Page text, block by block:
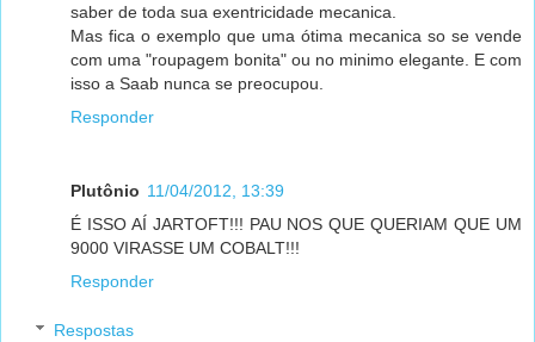
saber de toda sua exentricidade mecanica.
Mas fica o exemplo que uma ótima mecanica so se vende
com uma "roupagem bonita" ou no minimo elegante. E com
isso a Saab nunca se preocupou.
Responder
Plutônio 11/04/2012, 13:39
É ISSO AÍ JARTOFT!!! PAU NOS QUE QUERIAM QUE UM
9000 VIRASSE UM COBALT!!!
Responder
Respostas